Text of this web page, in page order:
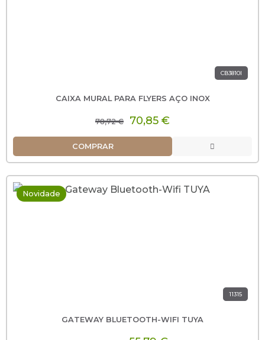
CB3810I
CAIXA MURAL PARA FLYERS AÇO INOX
78,72 € 70,85 €
COMPRAR
Novidade
11315
GATEWAY BLUETOOTH-WIFI TUYA